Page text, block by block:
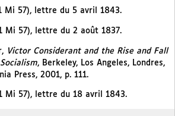
Mi 57), lettre du 5 avril 1843.
Mi 57), lettre du 2 août 1837.
Victor Considerant and the Rise and Fall
, Berkeley, Los Angeles, Londres,
Press, 2001, p. 111.
Mi 57), lettre du 18 avril 1843.